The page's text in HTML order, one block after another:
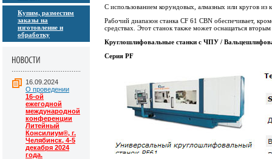
Купим, разместим
заказы на
изготовление и
обработку
16.09.2024
О проведении
16-ой
ежегодной
международной
конференции
Литейный
Консилиум®, г.
Челябинск, 4-5
декабря 2024
года.
С использованием корундовых, алмазных или кругов из
Рабочий диапазон станка CF 61 CBN обеспечивает,
средствах. Этот станок также может оснащаться
Круглошлифовальные станки с ЧПУ /
Серия PF